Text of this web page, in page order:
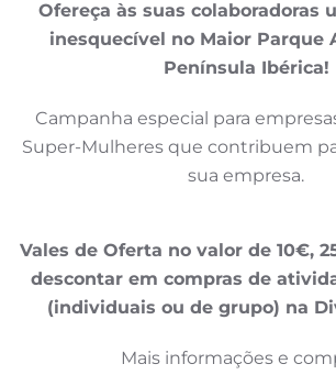
Ofereça às suas colaboradoras
inesquecível no Maior Parque
Península Ibérica!
Campanha especial para
Super-Mulheres que contribuem
sua empresa.
Vales de Oferta no valor de 10€,
descontar em compras de
(individuais ou de grupo) na
Mais informações e